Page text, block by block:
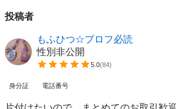
投稿者
もふひつ☆プロフ必読
性別非公開
5.0(84)
身分証 電話番号